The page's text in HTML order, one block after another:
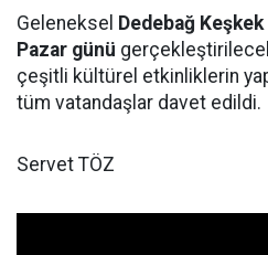
Geleneksel Dedebağ
Pazar günü
çeşitli kültürel etkinliklerin
tüm vatandaşlar davet edildi.
Servet TÖZ